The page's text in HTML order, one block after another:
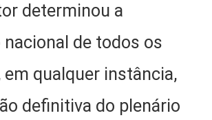
determinou a
de todos os
em qualquer instância,
definitiva do plenário